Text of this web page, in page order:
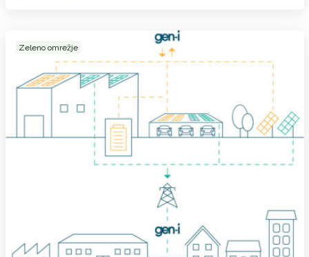
Zeleno omrežje